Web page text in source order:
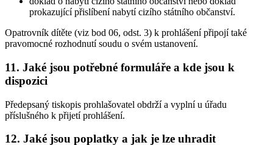
prokazující přislíbení nabytí cizího státního občanství.
Opatrovník dítěte (viz bod 06, odst. 3) k prohlášení připojí také
pravomocné rozhodnutí soudu o svém ustanovení.
11. Jaké jsou potřebné formuláře a kde jsou k
dispozici
Předepsaný tiskopis prohlašovatel obdrží a vyplní u úřadu
příslušného k přijetí prohlášení.
12. Jaké jsou poplatky a jak je lze uhradit